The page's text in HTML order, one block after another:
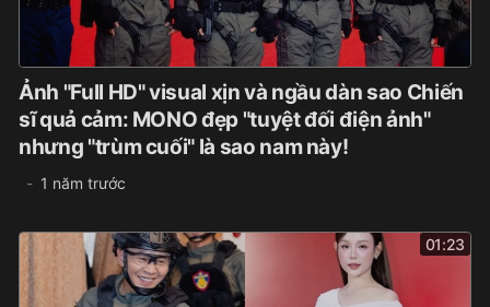
Ảnh "Full HD" visual xịn và ngầu dàn sao Chiến
sĩ quả cảm: MONO đẹp "tuyệt đối điện ảnh"
nhưng "trùm cuối" là sao nam này!
1 năm trước
01:23